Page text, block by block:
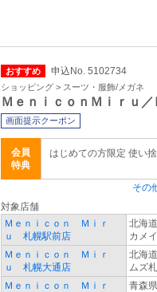
おすすめ 申込No. 5102734
ショッピング > スーツ・服飾/メガネ
ＭｅｎｉｃｏｎＭｉｒｕ
画面提示クーポン
会員
特典
はじめての方限定 使い
その
対象店舗
Ｍｅｎｉｃｏｎ Ｍｉｒ
ｕ 札幌駅前店
北海
カメ
Ｍｅｎｉｃｏｎ Ｍｉｒ
ｕ 札幌大通店
北海
ムズ
Ｍｅｎｉｃｏｎ Ｍｉｒ
青森